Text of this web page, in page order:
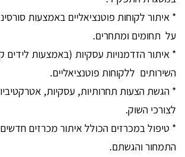
* איתור לקוחות פוטנציאליים באמצעות
על תחומים ומתחרים.
* איתור הזדמנויות עסקיות (באמצעות לידים
השירותים ללקוחות פוטנציאליים.
* הגשת הצעות תחרותיות, עסקיות,
לצורכי השוק.
* טיפול במכרזים הכולל איתור מכרזים
התמחור והגשתם.